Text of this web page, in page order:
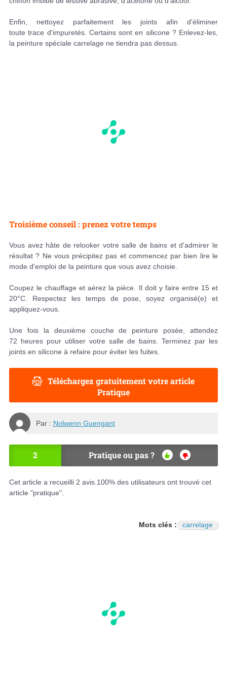
Enfin, nettoyez parfaitement les joints afin d'éliminer
toute trace d'impuretés. Certains sont en silicone ? Enlevez-les,
la peinture spéciale carrelage ne tiendra pas dessus.
Troisième conseil : prenez votre temps
Vous avez hâte de relooker votre salle de bains et d'admirer le
résultat ? Ne vous précipitez pas et commencez par bien lire le
mode d'emploi de la peinture que vous avez choisie.
Coupez le chauffage et aérez la pièce. Il doit y faire entre 15 et
20°C. Respectez les temps de pose, soyez organisé(e) et
appliquez-vous.
Une fois la deuxième couche de peinture posée, attendez
72 heures pour utiliser votre salle de bains. Terminez par les
joints en silicone à refaire pour éviter les fuites.
Téléchargez gratuitement votre article
Pratique
Par : Nolwenn Guengant
2 Pratique ou pas ?
OU
NO
N
Cet article a recueilli 2 avis. 100% des utilisateurs ont trouvé cet
article "pratique".
Mots clés : carrelage